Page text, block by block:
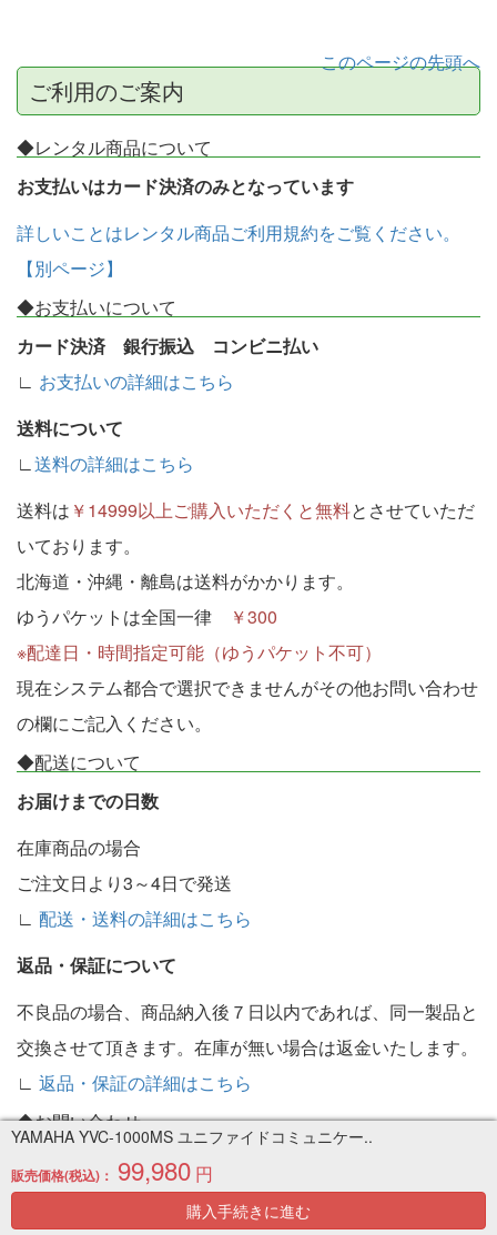
YAMAHA YVC-1000MS ユニファイドコミュニケー..
販売価格(税込)： 99,980 円
購入手続きに進む
このページの先頭へ
ご利用のご案内
◆レンタル商品について
お支払いはカード決済のみとなっています
詳しいことはレンタル商品ご利用規約をご覧ください。
【別ページ】
◆お支払いについて
カード決済 銀行振込 コンビニ払い
∟ お支払いの詳細はこちら
送料について
∟送料の詳細はこちら
送料は ￥14999以上ご購入いただくと無料とさせていただ
いております。
北海道・沖縄・離島は送料がかかります。
ゆうパケットは全国一律
￥300
※配達日・時間指定可能（ゆうパケット不可）
現在システム都合で選択できませんがその他お問い合わせ
の欄にご記入ください。
◆配送について
お届けまでの日数
在庫商品の場合
ご注文日より3～4日で発送
∟ 配送・送料の詳細はこちら
返品・保証について
不良品の場合、商品納入後７日以内であれば、同一製品と
交換させて頂きます。在庫が無い場合は返金いたします。
∟ 返品・保証の詳細はこちら
◆お問い合わせ
受付：お問い合わせフォームより対応
なるべく早く対応させていただきますが、現在のところ10